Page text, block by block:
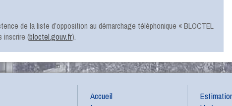
de la liste d’opposition au démarchage téléphonique « BLOCTEL
inscrire (bloctel.gouv.fr).
Accueil